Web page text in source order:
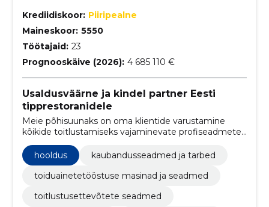
Krediidiskoor: Piiripealne
Maineskoor: 5550
Töötajaid: 23
Prognooskäive (2026): 4 685 110 €
Usaldusväärne ja kindel partner Eesti
tipprestoranidele
Meie põhisuunaks on oma klientide varustamine
kõikide toitlustamiseks vajaminevate profiseadmete
ja väikevahenditega.
hooldus
kaubandusseadmed ja tarbed
toiduainetetööstuse masinad ja seadmed
toitlustusettevõtete seadmed